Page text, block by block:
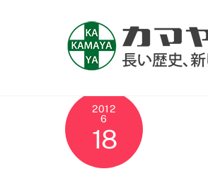
2012
6
18